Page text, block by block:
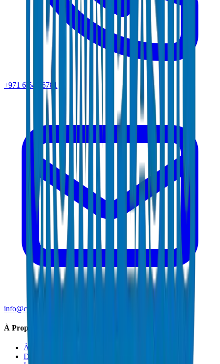
+971 6 543 6781
info@crownplasticuae.com
À Propos de Crown
À Propos
Durabilité